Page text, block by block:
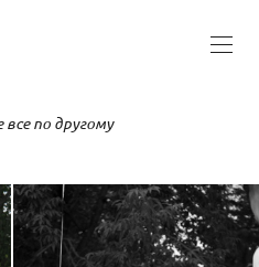
по другому